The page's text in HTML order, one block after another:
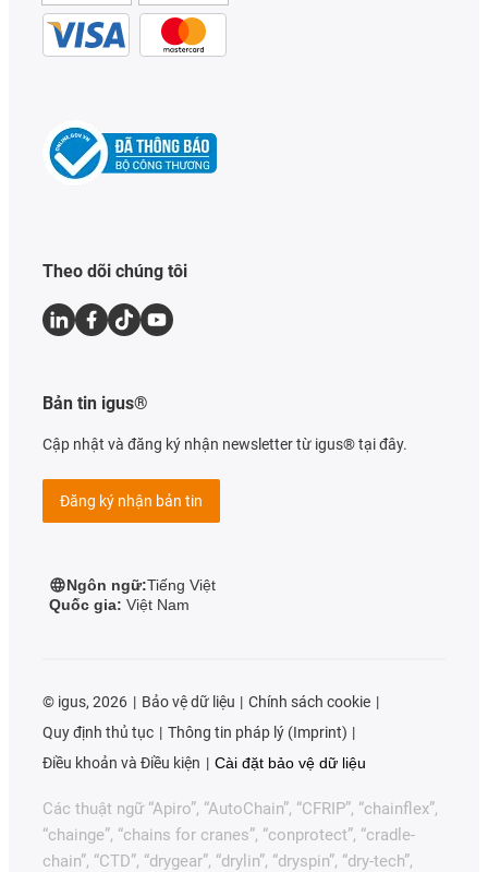
Theo dõi chúng tôi
Bản tin igus®
Cập nhật và đăng ký nhận newsletter từ igus® tại đây.
Đăng ký nhận bản tin
Ngôn ngữ:Tiếng Việt
Quốc gia: Việt Nam
© igus, 2026 Bảo vệ dữ liệu
Chính sách cookie
Quy định thủ tục
Thông tin pháp lý (Imprint)
Điều khoản và Điều kiện
Cài đặt bảo vệ dữ liệu
Các thuật ngữ “Apiro”, “AutoChain”, “CFRIP”, “chainflex”,
“chainge”, “chains for cranes”, “conprotect”, “cradle-
chain”, “CTD”, “drygear”, “drylin”, “dryspin”, “dry-tech”,